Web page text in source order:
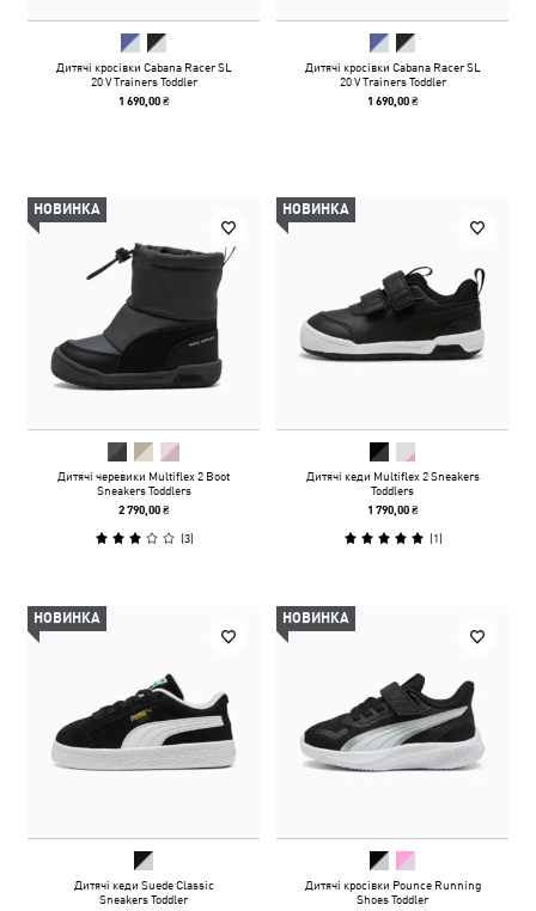
Дитячі кросівки Cabana Racer SL
20 V Trainers Toddler
1 690,00 ₴
Дитячі кросівки Cabana Racer SL
20 V Trainers Toddler
1 690,00 ₴
НОВИНКА
Дитячі черевики Multiflex 2 Boot
Sneakers Toddlers
2 790,00 ₴
(3)
НОВИНКА
Дитячі кеди Multiflex 2 Sneakers
Toddlers
1 790,00 ₴
(1)
НОВИНКА
Дитячі кеди Suede Classic
Sneakers Toddler
НОВИНКА
Дитячі кросівки Pounce Running
Shoes Toddler